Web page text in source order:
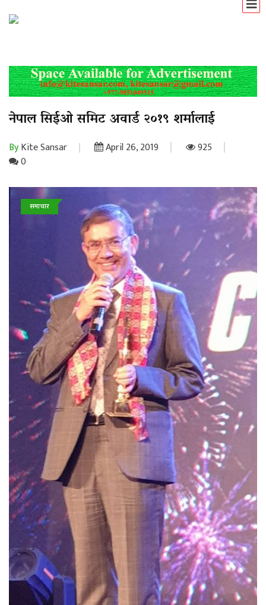
नेपाल सिईओ समिट अवार्ड २०१९ शर्मालाई
ByKite Sansar April 26, 2019
925
0
समाचार